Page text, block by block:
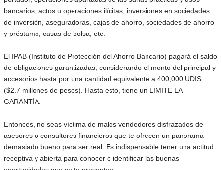
bancarios, actos u operaciones ilícitas, inversiones en sociedades
de inversión, aseguradoras, cajas de ahorro, sociedades de ahorro
y préstamo, casas de bolsa, etc.
El IPAB (Instituto de Protección del Ahorro Bancario) pagará el saldo
de obligaciones garantizadas, considerando el monto del principal y
accesorios hasta por una cantidad equivalente a 400,000 UDIS
($2.7 millones de pesos). Hasta esto, tiene un LIMITE LA
GARANTÍA.
Entonces, no seas víctima de malos vendedores disfrazados de
asesores o consultores financieros que te ofrecen un panorama
demasiado bueno para ser real. Es indispensable tener una actitud
receptiva y abierta para conocer e identificar las buenas